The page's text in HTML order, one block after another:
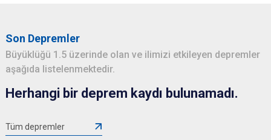
Son Depremler
Büyüklüğü 1.5 üzerinde olan ve ilimizi etkileyen depremler
aşağıda listelenmektedir.
Herhangi bir deprem kaydı bulunamadı.
Tüm depremler